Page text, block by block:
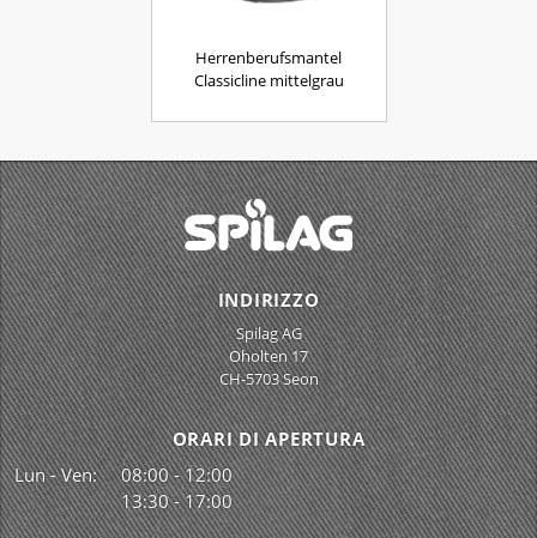
Herrenberufsmantel
Classicline mittelgrau
INDIRIZZO
Spilag AG
Oholten 17
CH-5703 Seon
ORARI DI APERTURA
Lun - Ven:
08:00 - 12:00
13:30 - 17:00